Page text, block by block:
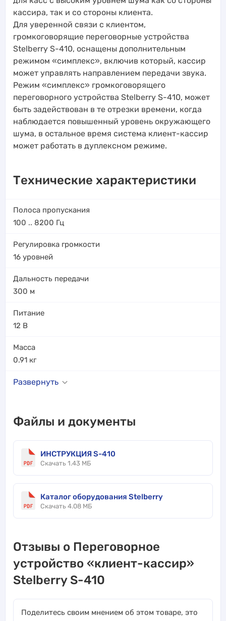
кассира, так и со стороны клиента.
Для уверенной связи с клиентом,
громкоговорящие переговорные устройства
Stelberry S-410, оснащены дополнительным
режимом «симплекс», включив который, кассир
может управлять направлением передачи звука.
Режим «симплекс» громкоговорящего
переговорного устройства Stelberry S-410, может
быть задействован в те отрезки времени, когда
наблюдается повышенный уровень окружающего
шума, в остальное время система клиент-кассир
может работать в дуплексном режиме.
Технические характеристики
Полоса пропускания
100 .. 8200 Гц
Регулировка громкости
16 уровней
Дальность передачи
300 м
Питание
12 В
Масса
0.91 кг
Развернуть
Файлы и документы
ИНСТРУКЦИЯ S-410
Скачать 1.43 МБ
Каталог оборудования Stelberry
Скачать 4.08 МБ
Отзывы о Переговорное
устройство «клиент-кассир»
Stelberry S-410
Поделитесь своим мнением об этом товаре, это